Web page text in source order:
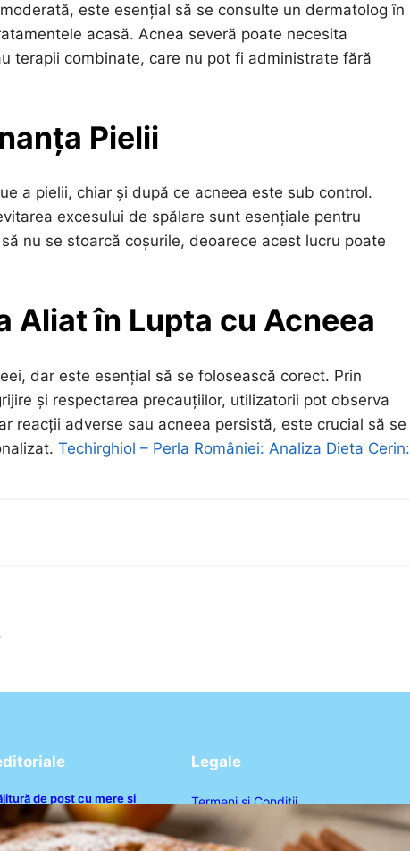
este esențial să se consulte un dermatolog în
acasă. Acnea severă poate necesita
terapii combinate, care nu pot fi administrate fără
Pielii
a pielii, chiar și după ce acneea este sub control.
excesului de spălare sunt esențiale pentru
nu se stoarcă coșurile, deoarece acest lucru poate
Aliat în Lupta cu Acneea
dar este esențial să se folosească corect. Prin
și respectarea precauțiilor, utilizatorii pot observa
reacții adverse sau acneea persistă, este crucial să se
Techirghiol – Perla României: Analiza Dieta Cerin:
de post cu mere și
O Delicatesă Dulce
Postul Adormirii Maicii
Legale
Termeni și Condiții
Politica de Confidențialitate